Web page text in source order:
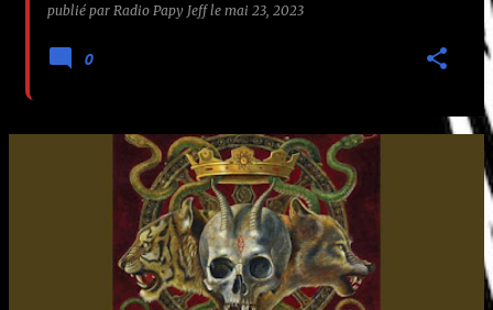
publié par Radio Papy Jeff le mai 23, 2023
0